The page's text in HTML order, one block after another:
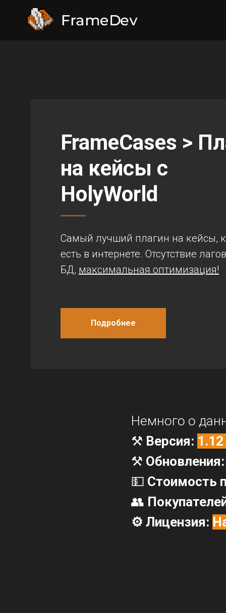
FrameCases >
на кейсы с
HolyWorld
Самый лучший плагин на кейсы,
есть в интернете. Отсутствие
БД, максимальная оптимизация!
Подробнее
Немного о
⚒️ Версия:
⚒️
💵 Стоимость
👥
⚙️ Лицензия: